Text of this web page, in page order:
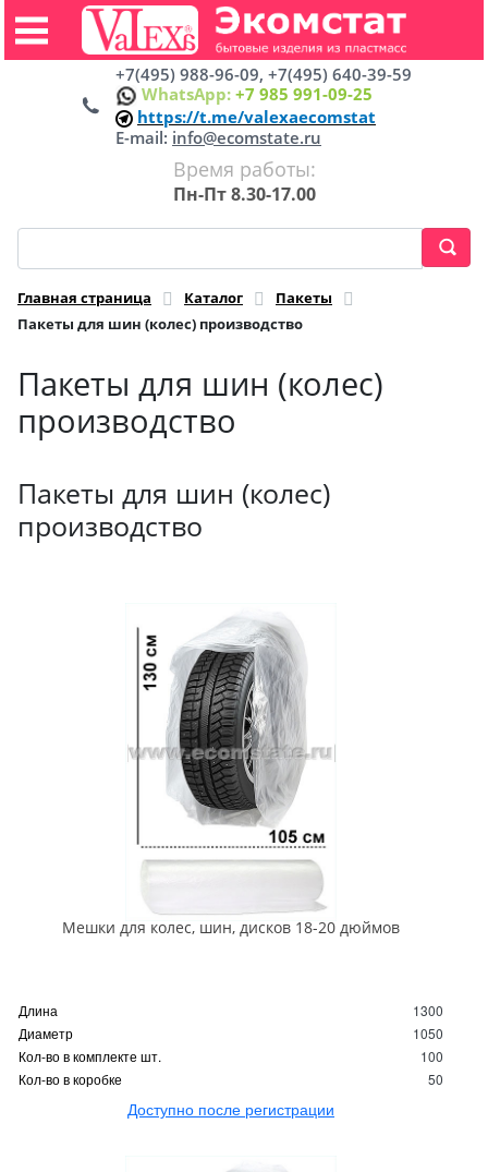
+7(495) 988-96-09, +7(495) 640-39-59
WhatsApp: +7 985 991-09-25
https://t.me/valexaecomstat
E-mail: info@ecomstate.ru
Время работы:
Пн-Пт 8.30-17.00
Главная страница Каталог
Пакеты
Пакеты для шин (колес) производство
Пакеты для шин (колес)
производство
Пакеты для шин (колес)
производство
Мешки для колес, шин, дисков 18-20 дюймов
Длина
1300
Диаметр
1050
Кол-во в комплекте шт.
100
Кол-во в коробке
50
Доступно после регистрации